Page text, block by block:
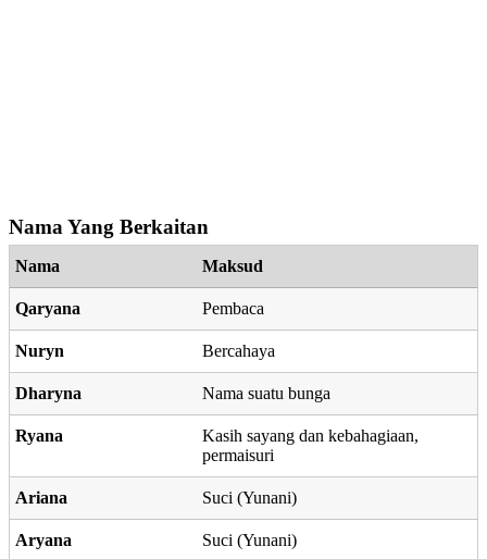
Nama Yang Berkaitan
Nama Maksud
Qaryana Pembaca
Nuryn Bercahaya
Dharyna Nama suatu bunga
Ryana
Kasih sayang dan kebahagiaan,
permaisuri
Ariana Suci (Yunani)
Aryana Suci (Yunani)